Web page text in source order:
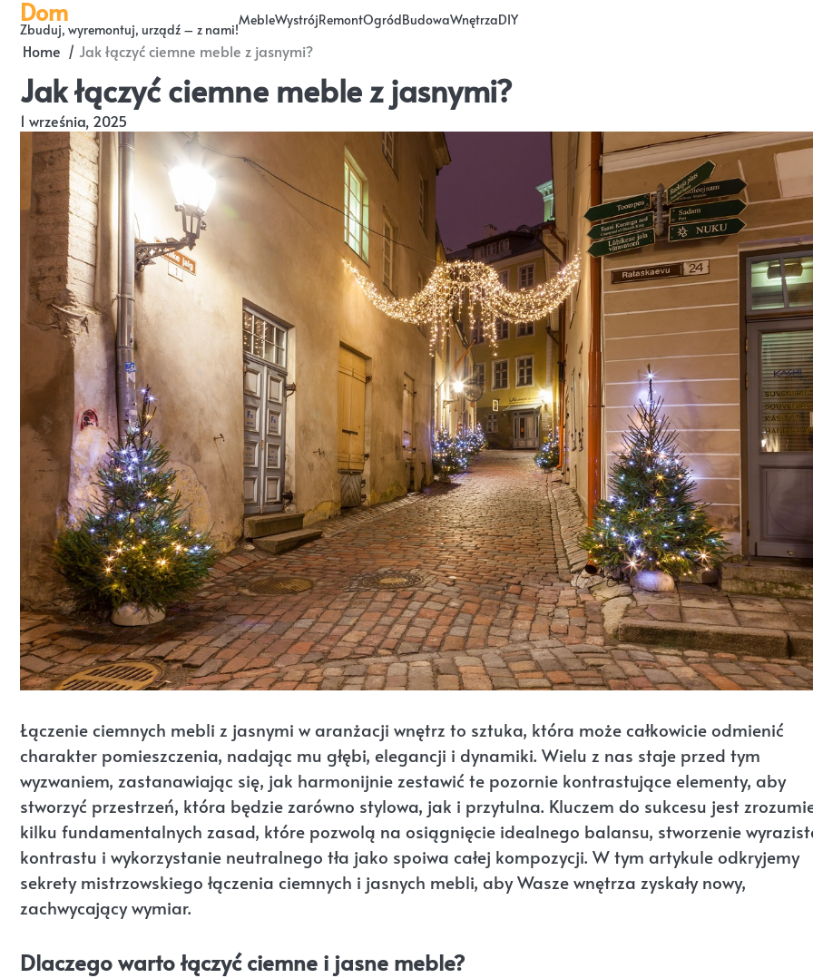
Skip
content
Dom
Zbuduj, wyremontuj, urządź – z nami!
MebleWystrójRemontOgródBudowaWnętrzaDIY
Home Jak łączyć ciemne meble z jasnymi?
Jak łączyć ciemne meble z jasnymi?
1 września, 2025
Łączenie ciemnych mebli z jasnymi w aranżacji wnętrz to sztuka, która może całkowicie odmienić
charakter pomieszczenia, nadając mu głębi, elegancji i dynamiki. Wielu z nas staje przed tym
wyzwaniem, zastanawiając się, jak harmonijnie zestawić te pozornie kontrastujące elementy, aby
stworzyć przestrzeń, która będzie zarówno stylowa, jak i przytulna. Kluczem do sukcesu jest
kilku fundamentalnych zasad, które pozwolą na osiągnięcie idealnego balansu, stworzenie
kontrastu i wykorzystanie neutralnego tła jako spoiwa całej kompozycji. W tym artykule odkryjemy
sekrety mistrzowskiego łączenia ciemnych i jasnych mebli, aby Wasze wnętrza zyskały nowy,
zachwycający wymiar.
Dlaczego warto łączyć ciemne i jasne meble?